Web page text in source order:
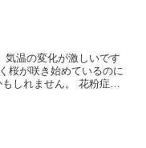
気温の変化が激しいです
桜が咲き始めているのに
しれません。 花粉症の